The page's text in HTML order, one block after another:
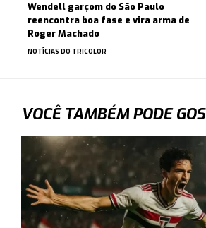
Wendell garçom do São Paulo
reencontra boa fase e vira arma de
Roger Machado
NOTÍCIAS DO TRICOLOR
VOCÊ TAMBÉM PODE